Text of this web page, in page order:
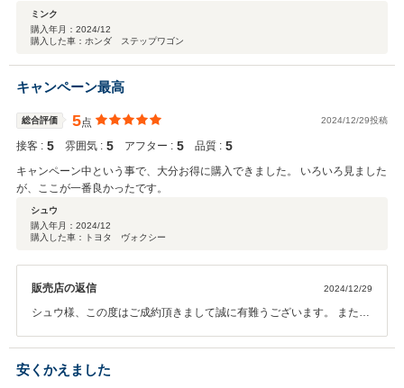
安心しました。ダメだった部品の説明もしてもらえました。 購入から納車ま
でちょっとした手違いとかは有りましたがしっかりと説明してもらえるの
で、とても良いお店だと思います。 ちょと残念なのが車がぎゅうぎゅう詰
ミンク
購入年月： 2024/12
購入した車：ホンダ ステップワゴン
キャンペーン最高
総合評価 5点 2024/12/29投稿
接客 : 5 雰囲気 : 5 アフター : 5 品質 : 5
キャンペーン中という事で、大分お得に購入できました。 いろいろ見ました
が、ここが一番良かったです。
シュウ
購入年月： 2024/12
購入した車：トヨタ ヴォクシー
販売店の返信 2024/12/29
シュウ様、この度はご成約頂きまして誠に有難うございます。 また、
にご満足頂けるサービス、商品をご提供出来る様、スタッフ一同努力
していきたいと存じます。末長いお付き合いを頂ければ幸いです。 こ
の度は誠に有難うございました。カーバンクライトスタッフ一同
安くかえました